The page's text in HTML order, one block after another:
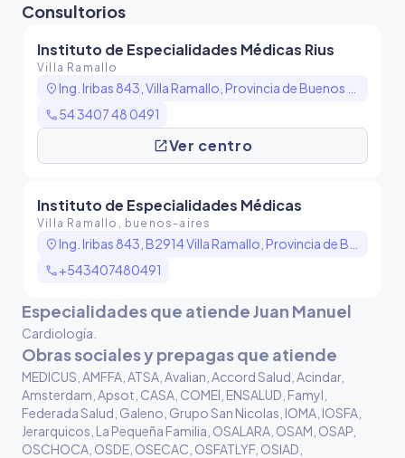
Consultorios
Instituto de Especialidades Médicas Rius
Villa Ramallo
location_on
call54 3407 48 0491
open_in_newVer centro
Instituto de Especialidades Médicas
Villa Ramallo, buenos-aires
location_on
call+543407480491
Especialidades que atiende Juan Manuel
Cardiología
Obras sociales y prepagas que atiende
MEDICUS, AMFFA, ATSA, Avalian, Accord Salud, Acindar,
Amsterdam, Apsot, CASA, COMEI, ENSALUD, Famyl,
Federada Salud, Galeno, Grupo San Nicolas, IOMA, IOSFA,
Jerarquicos, La Pequeña Familia, OSALARA, OSAM, OSAP,
OSCHOCA, OSDE, OSECAC, OSFATLYF, OSIAD,